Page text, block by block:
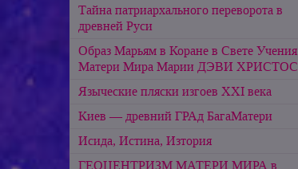
Тайна патриархального переворота в
древней Руси
Образ Марьям в Коране в Свете Учения
Матери Мира Марии ДЭВИ ХРИСТОС
Языческие пляски изгоев ХХI века
Киев — древний ГРАд БагаМатери
Исида, Истина, Изтория
ГЕОЦЕНТРИЗМ МАТЕРИ МИРА в